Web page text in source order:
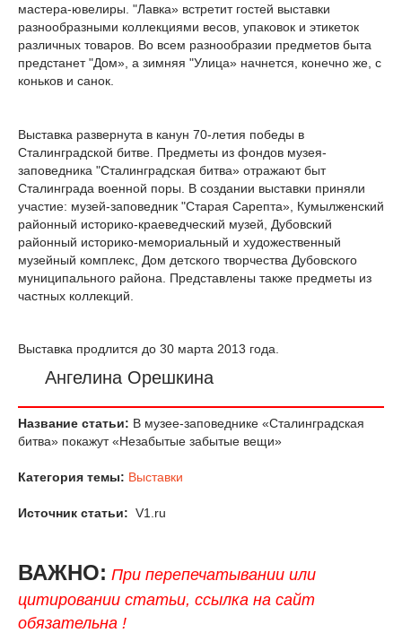
мастера-ювелиры. "Лавка» встретит гостей выставки
разнообразными коллекциями весов, упаковок и этикеток
различных товаров. Во всем разнообразии предметов быта
предстанет "Дом», а зимняя "Улица» начнется, конечно же, с
коньков и санок.
Выставка развернута в канун 70-летия победы в
Сталинградской битве. Предметы из фондов музея-
заповедника "Сталинградская битва» отражают быт
Сталинграда военной поры. В создании выставки приняли
участие: музей-заповедник "Старая Сарепта», Кумылженский
районный историко-краеведческий музей, Дубовский
районный историко-мемориальный и художественный
музейный комплекс, Дом детского творчества Дубовского
муниципального района. Представлены также предметы из
частных коллекций.
Выставка продлится до 30 марта 2013 года.
Ангелина Орешкина
Название статьи: В музее-заповеднике «Сталинградская
битва» покажут «Незабытые забытые вещи»
Категория темы: Выставки
Источник статьи: V1.ru
ВАЖНО: При перепечатывании или
цитировании статьи, ссылка на сайт
обязательна !